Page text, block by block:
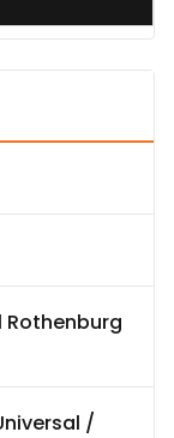
Rothenburg
/